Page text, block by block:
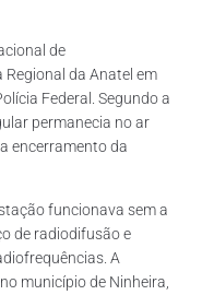
de
Regional da Anatel em
Federal. Segundo a
permanecia no ar
encerramento da
funcionava sem a
de radiodifusão e
A
município de Ninheira,